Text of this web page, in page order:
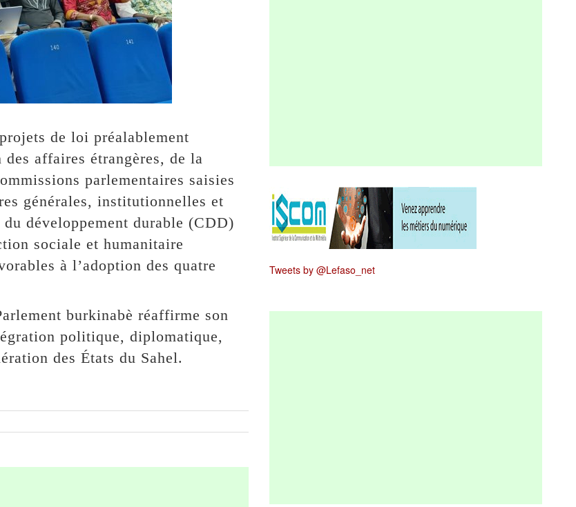
de loi préalablement
affaires étrangères, de la
parlementaires saisies
générales, institutionnelles et
développement durable (CDD)
sociale et humanitaire
à l’adoption des quatre
burkinabè réaffirme son
politique, diplomatique,
des États du Sahel.
Tweets by @Lefaso_net